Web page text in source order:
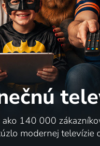
140 000
modernej televízie